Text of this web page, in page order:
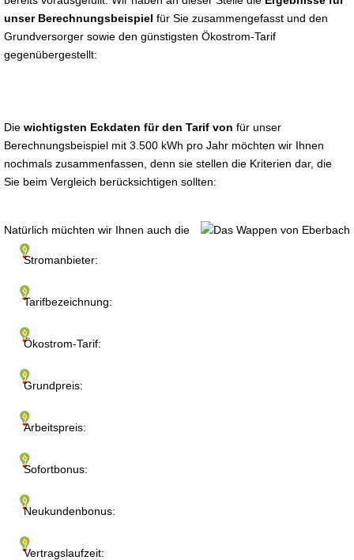
unser Berechnungsbeispiel für Sie zusammengefasst und den
Grundversorger sowie den günstigsten Ökostrom-Tarif
gegenübergestellt:
Die wichtigsten Eckdaten für den Tarif von für unser
Berechnungsbeispiel mit 3.500 kWh pro Jahr möchten wir Ihnen
nochmals zusammenfassen, denn sie stellen die Kriterien dar, die
Sie beim Vergleich berücksichtigen sollten:
Stromanbieter:
Tarifbezeichnung:
Ökostrom-Tarif:
Grundpreis:
Arbeitspreis:
Sofortbonus:
Neukundenbonus:
Vertragslaufzeit:
Natürlich müchten wir Ihnen auch die